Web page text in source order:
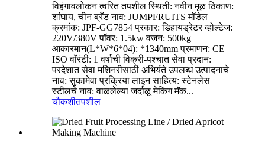
विहंगावलोकन त्वरित तपशील स्थिती: नवीन मूळ ठिकाण:
शांघाय, चीन ब्रँड नाव: JUMPFRUITS मॉडेल
क्रमांक: JPF-GG7854 प्रकार: डिहायड्रेटर व्होल्टेज:
220V/380V पॉवर: 1.5kw वजन: 500kg
आकारमान(L*W*6*04): *1340mm प्रमाणन: CE
ISO वॉरंटी: 1 वर्षाची विक्री-पश्चात सेवा प्रदान:
परदेशात सेवा मशिनरीसाठी अभियंते उपलब्ध उत्पादनाचे
नाव: सुकामेवा प्रक्रिया लाइन साहित्य: स्टेनलेस
स्टीलचे नाव: वाळलेल्या जर्दाळू मेकिंग मॅक...
चौकशीतपशील